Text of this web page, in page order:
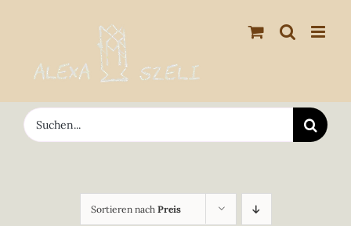
springen
Suche
nach:
Sortieren nach Preis